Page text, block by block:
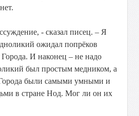
- сказал писец. – Я
ожидал попрёков
И наконец – не надо
был простым медником, а
были самыми умными и
в стране Нод. Мог ли он их